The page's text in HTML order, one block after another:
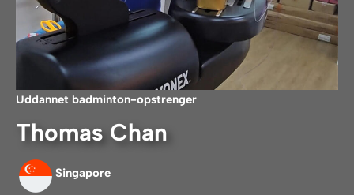
Uddannet badminton-opstrenger
Thomas Chan
Singapore